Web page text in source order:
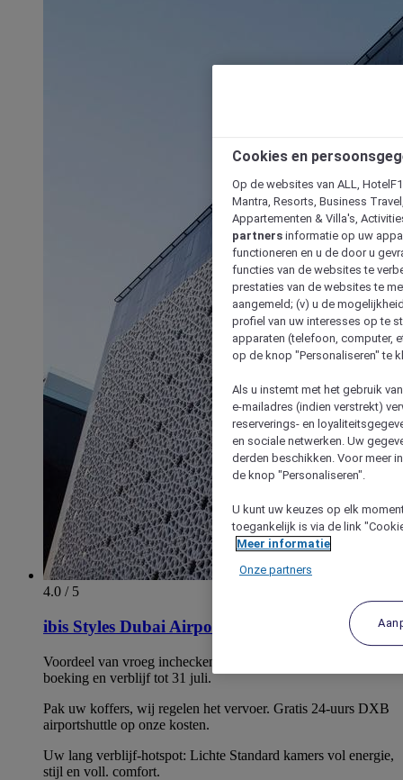
4.0 / 5
ibis Styles Dubai Airport
Voordeel van vroeg inchecken om 11:00 UUR. Geldt vr elke
boeking en verblijf tot 31 juli.
Pak uw koffers, wij regelen het vervoer. Gratis 24-uurs DXB
airportshuttle op onze kosten.
Uw lang verblijf-hotspot: Lichte Standard kamers vol energie,
stijl en voll. comfort.
Cookies en
Op de websites van ALL,
Mantra, Resorts, Business
Appartementen & Villa's,
partners informatie op uw
functioneren en u de door u
functies van de websites te
prestaties van de websites te
aangemeld; (v) u de
profiel van uw interesses op te
apparaten (telefoon, computer,
op de knop "Personaliseren" te
Als u instemt met het gebruik
e-mailadres (indien verstrekt)
reserverings- en
en sociale netwerken. Uw
derden beschikken. Voor meer
de knop "Personaliseren".
U kunt uw keuzes op elk
toegankelijk is via de link
Meer informatie
Onze partners